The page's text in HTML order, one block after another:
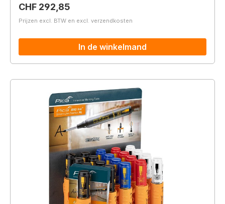
Normale prijs:
CHF 292,85
Prijzen excl. BTW en excl. verzendkosten
In de winkelmand